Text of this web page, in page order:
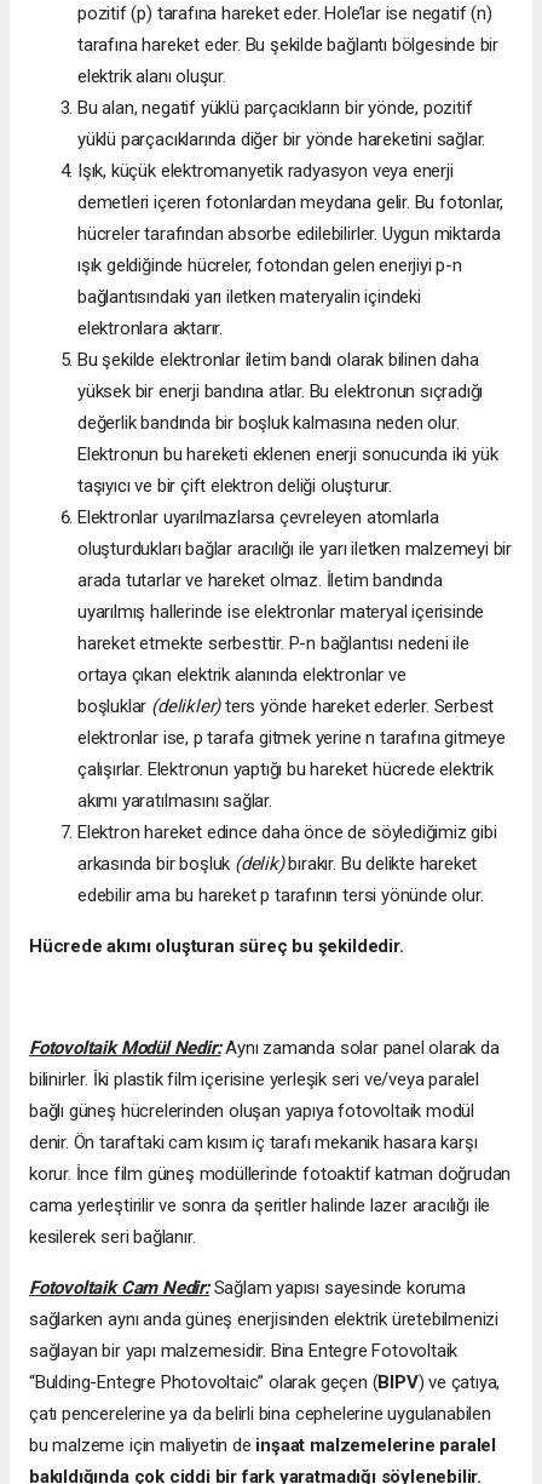
pozitif (p) tarafına hareket eder. Hole’lar ise negatif (n)
tarafına hareket eder. Bu şekilde bağlantı bölgesinde bir
elektrik alanı oluşur.
Bu alan, negatif yüklü parçacıkların bir yönde, pozitif
yüklü parçacıklarında diğer bir yönde hareketini sağlar.
Işık, küçük elektromanyetik radyasyon veya enerji
demetleri içeren fotonlardan meydana gelir. Bu fotonlar,
hücreler tarafından absorbe edilebilirler. Uygun miktarda
ışık geldiğinde hücreler, fotondan gelen enerjiyi p-n
bağlantısındaki yarı iletken materyalin içindeki
elektronlara aktarır.
Bu şekilde elektronlar iletim bandı olarak bilinen daha
yüksek bir enerji bandına atlar. Bu elektronun sıçradığı
değerlik bandında bir boşluk kalmasına neden olur.
Elektronun bu hareketi eklenen enerji sonucunda iki yük
taşıyıcı ve bir çift elektron deliği oluşturur.
Elektronlar uyarılmazlarsa çevreleyen atomlarla
oluşturdukları bağlar aracılığı ile yarı iletken malzemeyi bir
arada tutarlar ve hareket olmaz. İletim bandında
uyarılmış hallerinde ise elektronlar materyal içerisinde
hareket etmekte serbesttir. P-n bağlantısı nedeni ile
ortaya çıkan elektrik alanında elektronlar ve
boşluklar (delikler)ters yönde hareket ederler. Serbest
elektronlar ise, p tarafa gitmek yerine n tarafına gitmeye
çalışırlar. Elektronun yaptığı bu hareket hücrede elektrik
akımı yaratılmasını sağlar.
Elektron hareket edince daha önce de söylediğimiz gibi
arkasında bir boşluk (delik)bırakır. Bu delikte hareket
edebilir ama bu hareket p tarafının tersi yönünde olur.
Hücrede akımı oluşturan süreç bu şekildedir.
Fotovoltaik Modül Nedir:Aynı zamanda solar panel olarak da
bilinirler. İki plastik film içerisine yerleşik seri ve/veya paralel
bağlı güneş hücrelerinden oluşan yapıya fotovoltaik modül
denir. Ön taraftaki cam kısım iç tarafı mekanik hasara karşı
korur. İnce film güneş modüllerinde fotoaktif katman doğrudan
cama yerleştirilir ve sonra da şeritler halinde lazer aracılığı ile
kesilerek seri bağlanır.
Fotovoltaik Cam Nedir:Sağlam yapısı sayesinde koruma
sağlarken aynı anda güneş enerjisinden elektrik üretebilmenizi
sağlayan bir yapı malzemesidir. Bina Entegre Fotovoltaik
“Bulding-Entegre Photovoltaic” olarak geçen (BIPV) ve çatıya,
çatı pencerelerine ya da belirli bina cephelerine uygulanabilen
bu malzeme için maliyetin de inşaat malzemelerine paralel
bakıldığında çok ciddi bir fark yaratmadığı söylenebilir.